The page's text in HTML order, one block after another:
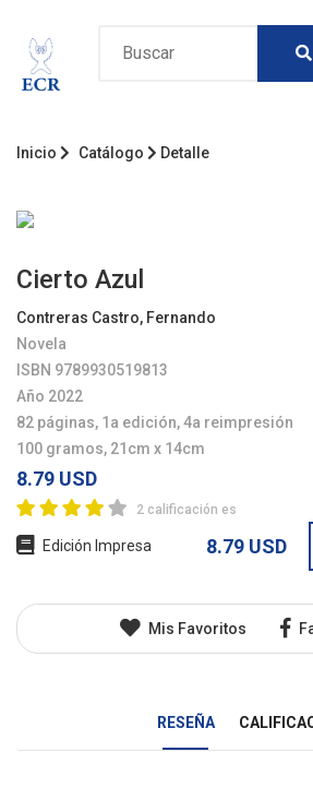
Inicio Catálogo Detalle
Cierto Azul
Contreras Castro, Fernando
Novela
ISBN 9789930519813
Año 2022
82 páginas, 1a edición, 4a reimpresión
100 gramos, 21cm x 14cm
8.79 USD
2 calificación es
Edición Impresa 8.79 USD
Mis Favoritos
RESEÑA